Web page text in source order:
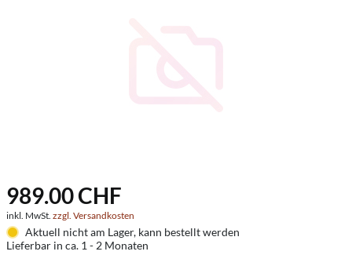
989.00 CHF
inkl. MwSt. zzgl. Versandkosten
Aktuell nicht am Lager, kann bestellt werden
Lieferbar in ca. 1 - 2 Monaten